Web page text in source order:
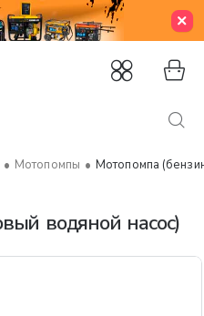
водяной насос)
Мотопомпы Мотопомпа